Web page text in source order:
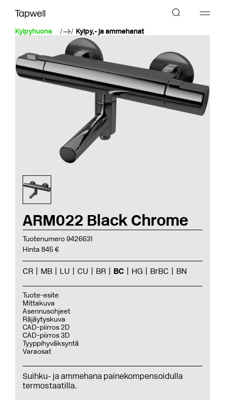
Kylpyhuone Kylpy,- ja ammehanat
ARM022 Black Chrome
Tuotenumero 9426631
Hinta 845 €
CR MB LU CU BR BC HG BrBC BN
Tuote-esite
Mittakuva
Asennusohjeet
Räjäytyskuva
CAD-piirros 2D
CAD-piirros 3D
Tyyppihyväksyntä
Varaosat
Suihku- ja ammehana painekompensoidulla
termostaatilla.